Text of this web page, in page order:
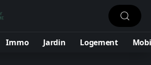
Immo Jardin Logement